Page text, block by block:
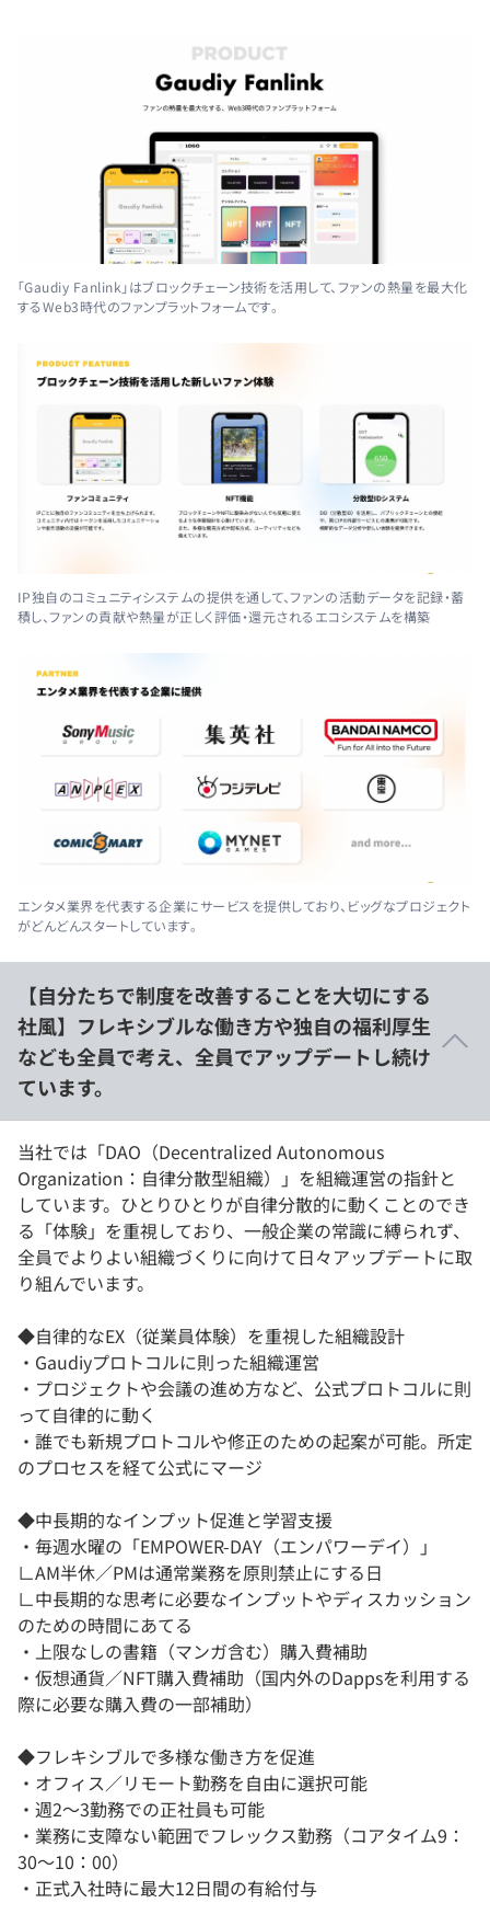
「Gaudiy Fanlink」はブロックチェーン技術を活用して、ファンの熱量を最大化
するWeb3時代のファンプラットフォームです。
IP独自のコミュニティシステムの提供を通して、ファンの活動データを記録・蓄
積し、ファンの貢献や熱量が正しく評価・還元されるエコシステムを構築
エンタメ業界を代表する企業にサービスを提供しており、ビッグなプロジェクト
がどんどんスタートしています。
【自分たちで制度を改善することを大切にする
社風】フレキシブルな働き方や独自の福利厚生
なども全員で考え、全員でアップデートし続け
ています。
当社では「DAO（Decentralized Autonomous
Organization：自律分散型組織）」を組織運営の指針と
しています。ひとりひとりが自律分散的に動くことのでき
る「体験」を重視しており、一般企業の常識に縛られず、
全員でよりよい組織づくりに向けて日々アップデートに取
り組んでいます。
◆自律的なEX（従業員体験）を重視した組織設計
・Gaudiyプロトコルに則った組織運営
・プロジェクトや会議の進め方など、公式プロトコルに則
って自律的に動く
・誰でも新規プロトコルや修正のための起案が可能。所定
のプロセスを経て公式にマージ
◆中長期的なインプット促進と学習支援
・毎週水曜の「EMPOWER-DAY（エンパワーデイ）」
∟AM半休／PMは通常業務を原則禁止にする日
∟中長期的な思考に必要なインプットやディスカッション
のための時間にあてる
・上限なしの書籍（マンガ含む）購入費補助
・仮想通貨／NFT購入費補助（国内外のDappsを利用する
際に必要な購入費の一部補助）
◆フレキシブルで多様な働き方を促進
・オフィス／リモート勤務を自由に選択可能
・週2〜3勤務での正社員も可能
・業務に支障ない範囲でフレックス勤務（コアタイム9：
30〜10：00）
・正式入社時に最大12日間の有給付与